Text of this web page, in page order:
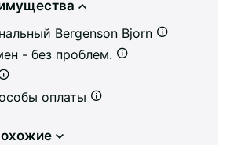
Bergenson Bjorn
- без проблем.
оплаты